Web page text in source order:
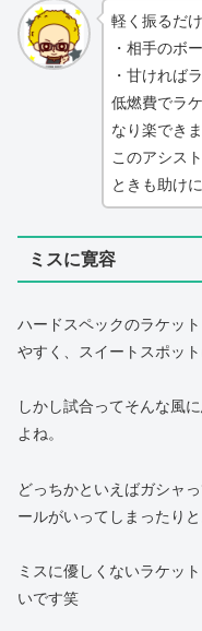
軽く振るだ
・相手のボ
・甘ければ
低燃費でラ
なり楽できま
このアシス
ときも助け
ミスに寛容
ハードスペックのラケッ
やすく、スイートスポッ
しかし試合ってそんな風
よね。
どっちかといえばガシャ
ールがいってしまったりと
ミスに優しくないラケッ
いです笑